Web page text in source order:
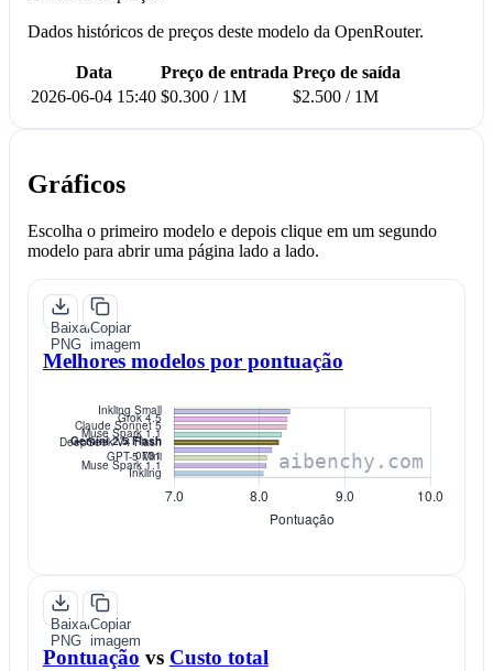
Dados históricos de preços deste modelo da OpenRouter.
Data Preço de entrada Preço de saída
2026-06-04 15:40 $0.300 / 1M $2.500 / 1M
Gráficos
Escolha o primeiro modelo e depois clique em um segundo
modelo para abrir uma página lado a lado.
Baixar
PNG
Copiar
imagem
Melhores modelos por pontuação
Baixar
PNG
Copiar
imagem
Pontuação vs Custo total